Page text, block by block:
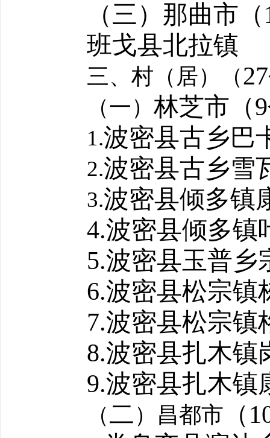
（三）那曲市（
班戈县北拉镇
三、村（居）（27
（一） 林芝市（9
1.波密县古乡巴
2.波密县古乡雪
3.波密县倾多镇
4.波密县倾多镇
5.波密县玉普乡
6.波密县松宗镇
7.波密县松宗镇
8.波密县扎木镇
9.波密县扎木镇
（二）昌都市 （